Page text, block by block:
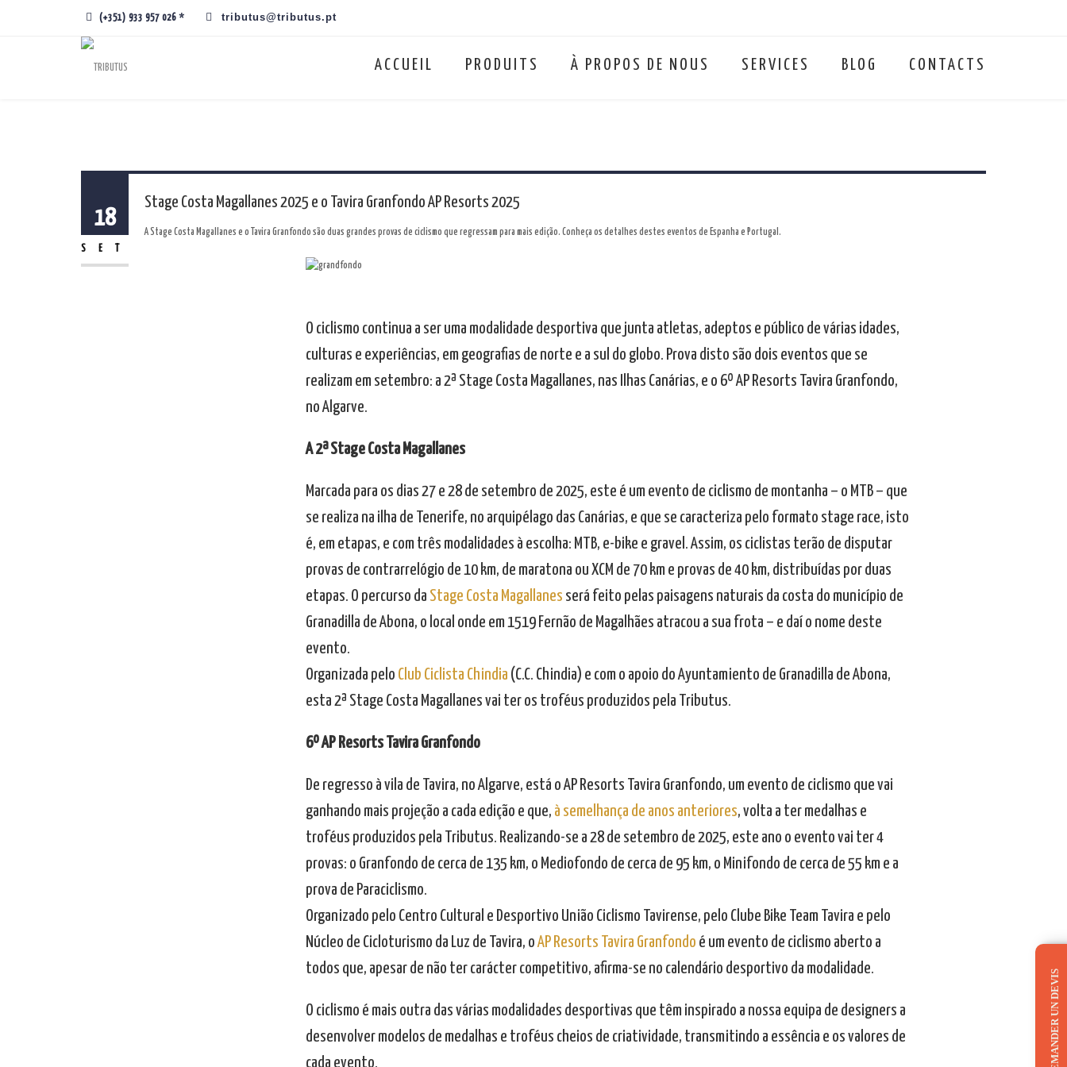
(+351) 933 957 026 * tributus@tributus.pt
ACCUEIL PRODUITS À PROPOS DE NOUS SERVICES BLOG CONTACTS
18
SET
Stage Costa Magallanes 2025 e o Tavira Granfondo AP Resorts 2025
A Stage Costa Magallanes e o Tavira Granfondo são duas grandes provas de ciclismo que regressam para mais edição. Conheça os detalhes destes eventos de Espanha e Portugal.
O ciclismo continua a ser uma modalidade desportiva que junta atletas, adeptos e público de várias idades,
culturas e experiências, em geografias de norte e a sul do globo. Prova disto são dois eventos que se
realizam em setembro: a 2ª Stage Costa Magallanes, nas Ilhas Canárias, e o 6º AP Resorts Tavira Granfondo,
no Algarve.
A 2ª Stage Costa Magallanes
Marcada para os dias 27 e 28 de setembro de 2025, este é um evento de ciclismo de montanha – o MTB – que
se realiza na ilha de Tenerife, no arquipélago das Canárias, e que se caracteriza pelo formato stage race, isto
é, em etapas, e com três modalidades à escolha: MTB, e-bike e gravel. Assim, os ciclistas terão de disputar
provas de contrarrelógio de 10 km, de maratona ou XCM de 70 km e provas de 40 km, distribuídas por duas
etapas. O percurso da Stage Costa Magallanes será feito pelas paisagens naturais da costa do município de
Granadilla de Abona, o local onde em 1519 Fernão de Magalhães atracou a sua frota – e daí o nome deste
evento.
Organizada pelo Club Ciclista Chindia (C.C. Chindia) e com o apoio do Ayuntamiento de Granadilla de Abona,
esta 2ª Stage Costa Magallanes vai ter os troféus produzidos pela Tributus.
6º AP Resorts Tavira Granfondo
De regresso à vila de Tavira, no Algarve, está o AP Resorts Tavira Granfondo, um evento de ciclismo que vai
ganhando mais projeção a cada edição e que, à semelhança de anos anteriores, volta a ter medalhas e
troféus produzidos pela Tributus. Realizando-se a 28 de setembro de 2025, este ano o evento vai ter 4
provas: o Granfondo de cerca de 135 km, o Mediofondo de cerca de 95 km, o Minifondo de cerca de 55 km e a
prova de Paraciclismo.
Organizado pelo Centro Cultural e Desportivo União Ciclismo Tavirense, pelo Clube Bike Team Tavira e pelo
Núcleo de Cicloturismo da Luz de Tavira, oAP Resorts Tavira Granfondo é um evento de ciclismo aberto a
todos que, apesar de não ter carácter competitivo, afirma-se no calendário desportivo da modalidade.
O ciclismo é mais outra das várias modalidades desportivas que têm inspirado a nossa equipa de designers a
desenvolver modelos de medalhas e troféus cheios de criatividade, transmitindo a essência e os valores de
cada evento.
DEMANDER UN DEVIS